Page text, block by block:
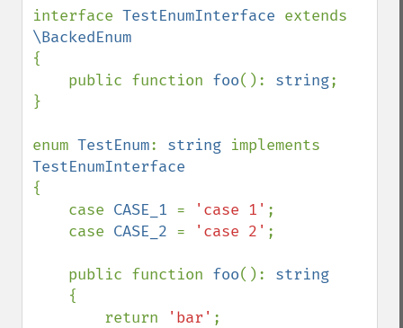
interface TestEnumInterface
{
    public function
foo(): string;
}
enum TestEnum: string
{
    case
CASE_1 = 'case 1' ;
    case
CASE_2 = 'case 2' ;
    public function
foo(): string
{
        return
'bar' ;